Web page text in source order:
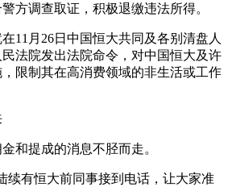
方调查取证，积极退缴违法所得。
月26日中国恒大共同及各别清盘人
法院发出法院命令，对中国恒大及许
限制其在高消费领域的非生活或工作
提成的消息不胫而走。
有恒大前同事接到电话，让大家准